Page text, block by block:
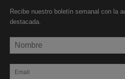
Recibe nuestro boletín semanal con la
destacada.